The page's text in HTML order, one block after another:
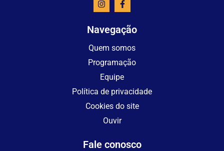
Navegação
Quem somos
Programação
Equipe
Política de privacidade
Cookies do site
Ouvir
Fale conosco